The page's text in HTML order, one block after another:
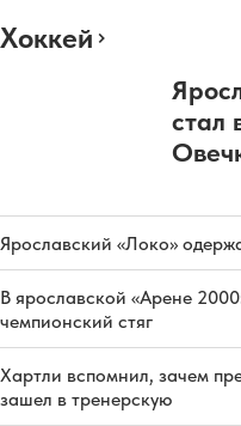
Хоккей
стал
Ярославский «Локо»
В ярославской «Арене
чемпионский стяг
Хартли вспомнил, зачем
зашел в тренерскую